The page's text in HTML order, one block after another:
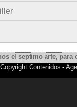
el septimo arte,
Copyright Contenidos -